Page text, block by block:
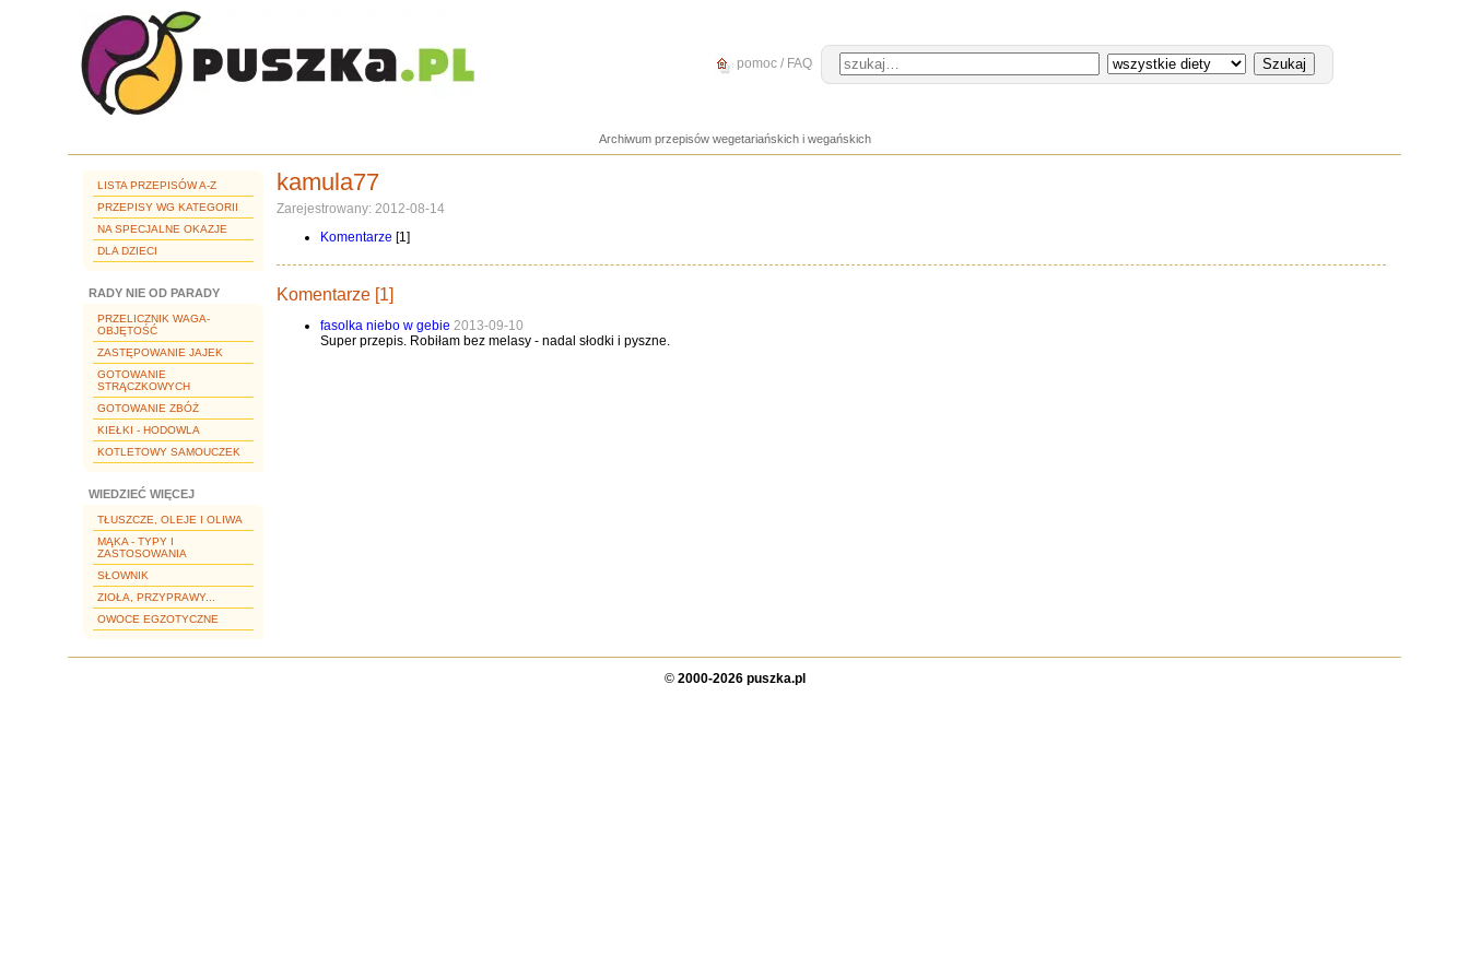
pomoc / FAQ
Archiwum przepisów wegetariańskich i wegańskich
LISTA PRZEPISÓW A-Z
PRZEPISY WG KATEGORII
NA SPECJALNE OKAZJE
DLA DZIECI
RADY NIE OD PARADY
PRZELICZNIK WAGA-
OBJĘTOŚĆ
ZASTĘPOWANIE JAJEK
GOTOWANIE
STRĄCZKOWYCH
GOTOWANIE ZBÓŻ
KIEŁKI - HODOWLA
KOTLETOWY SAMOUCZEK
WIEDZIEĆ WIĘCEJ
TŁUSZCZE, OLEJE I OLIWA
MĄKA - TYPY I
ZASTOSOWANIA
SŁOWNIK
ZIOŁA, PRZYPRAWY...
OWOCE EGZOTYCZNE
kamula77
Zarejestrowany: 2012-08-14
Komentarze [1]
Komentarze [1]
fasolka niebo w gebie 2013-09-10
Super przepis. Robiłam bez melasy - nadal słodki i pyszne.
© 2000-2026 puszka.pl